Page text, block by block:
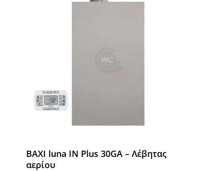
BAXI luna IN Plus 30GA – Λέβητας
αερίου